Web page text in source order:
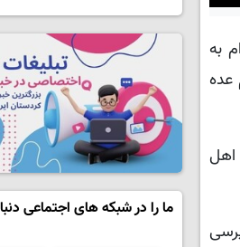
به
عده
آخرین وضعیت پرونده این کودک ۱۴ ساله اهل
ما را در شبکه های اجتماعی